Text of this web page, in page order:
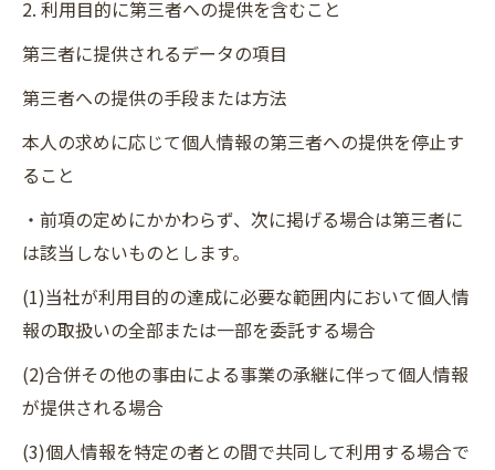
2. 利用目的に第三者への提供を含むこと
第三者に提供されるデータの項目
第三者への提供の手段または方法
本人の求めに応じて個人情報の第三者への提供を停止す
ること
・前項の定めにかかわらず、次に掲げる場合は第三者に
は該当しないものとします。
(1)当社が利用目的の達成に必要な範囲内において個人情
報の取扱いの全部または一部を委託する場合
(2)合併その他の事由による事業の承継に伴って個人情報
が提供される場合
(3)個人情報を特定の者との間で共同して利用する場合で